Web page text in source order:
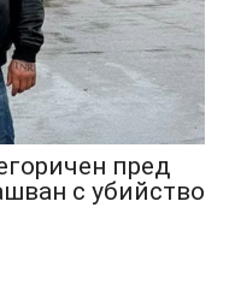
пред
с убийство